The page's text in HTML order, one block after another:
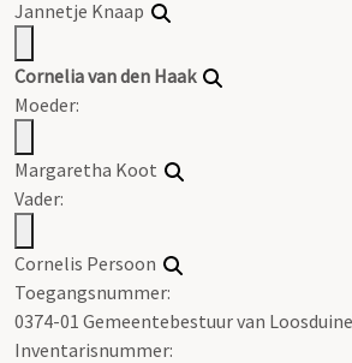
Jannetje Knaap
Cornelia van den Haak
Moeder:
Margaretha Koot
Vader:
Cornelis Persoon
Toegangsnummer:
0374-01 Gemeentebestuur van
Inventarisnummer: